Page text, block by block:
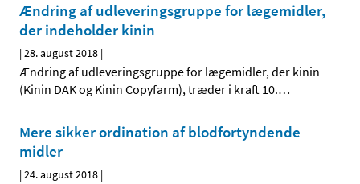
Ændring af udleveringsgruppe for lægemidler,
der indeholder kinin
|28. august 2018 |
Ændring af udleveringsgruppe for lægemidler, der kinin
(Kinin DAK og Kinin Copyfarm), træder i kraft 10.…
Mere sikker ordination af blodfortyndende
midler
|24. august 2018 |